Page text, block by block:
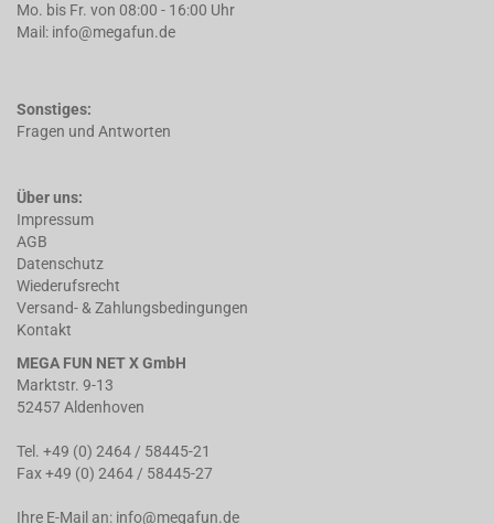
Mo. bis Fr. von 08:00 - 16:00 Uhr
Mail: info@megafun.de
Sonstiges:
Fragen und Antworten
Über uns:
Impressum
AGB
Datenschutz
Wiederufsrecht
Versand- & Zahlungsbedingungen
Kontakt
MEGA FUN NET X GmbH
Marktstr. 9-13
52457 Aldenhoven
Tel. +49 (0) 2464 / 58445-21
Fax +49 (0) 2464 / 58445-27
Ihre E-Mail an: info@megafun.de